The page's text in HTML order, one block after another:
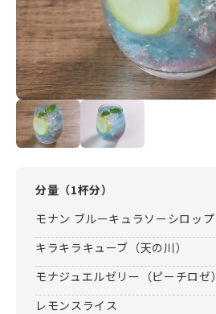
分量（1杯分）
モナン ブルーキュラソーシロップ
キラキラキューブ（天の川）
モナジュエルゼリー（ピーチロゼ）
レモンスライス